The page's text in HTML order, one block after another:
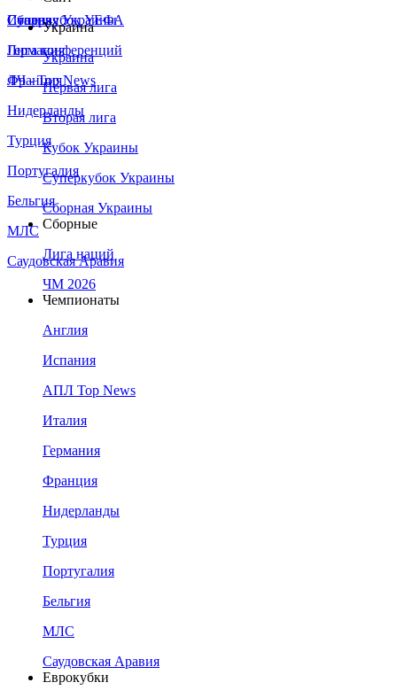
Сборная Украины
Италия
Германия
Франция
Нидерланды
Турция
Португалия
Бельгия
МЛС
Саудовская Аравия
Суперкубок УЕФА
Лига конференций
ЛЧ - Top News
Украина
Украина
Первая лига
Вторая лига
Кубок Украины
Суперкубок Украины
Сборная Украины
Сборные
Лига наций
ЧМ 2026
Чемпионаты
Англия
Испания
АПЛ Top News
Италия
Германия
Франция
Нидерланды
Турция
Португалия
Бельгия
МЛС
Саудовская Аравия
Еврокубки